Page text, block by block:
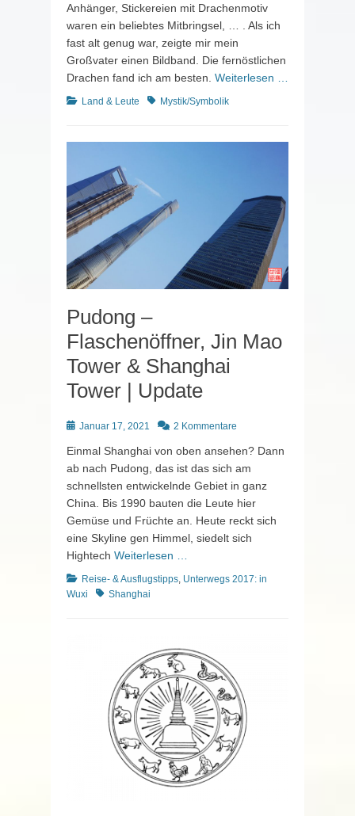
Anhänger, Stickereien mit Drachenmotiv
waren ein beliebtes Mitbringsel, … . Als ich
fast alt genug war, zeigte mir mein
Großvater einen Bildband. Die fernöstlichen
Drachen fand ich am besten. Weiterlesen …
Kategorien
Land & Leute Schlagworte
Mystik/Symbolik
Pudong –
Flaschenöffner, Jin Mao
Tower & Shanghai
Tower | Update
Posted
Januar 17, 2021 2 Kommentare
Einmal Shanghai von oben ansehen? Dann
ab nach Pudong, das ist das sich am
schnellsten entwickelnde Gebiet in ganz
China. Bis 1990 bauten die Leute hier
Gemüse und Früchte an. Heute reckt sich
eine Skyline gen Himmel, siedelt sich
Hightech Weiterlesen …
Kategorien
Reise- & Ausflugstipps, Unterwegs 2017: in
Wuxi
Schlagworte
Shanghai